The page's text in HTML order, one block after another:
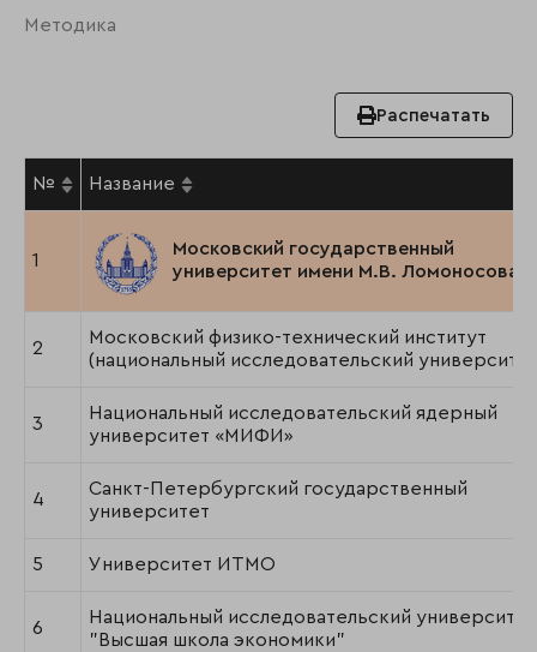
Методика
Распечатать
№ Название
1
Московский государственный
университет имени М.В. Ломоносова
2
Московский физико-технический институт
(национальный исследовательский
3
Национальный исследовательский ядерный
университет «МИФИ»
4
Санкт-Петербургский государственный
университет
5 Университет ИТМО
6
Национальный исследовательский университет
"Высшая школа экономики"